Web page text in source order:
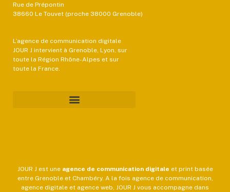
Rue de Prépontin
38660 Le Touvet (proche 38000 Grenoble)
L’agence de communication digitale
JOUR J intervient à Grenoble, Lyon, sur
toute la Région Rhône-Alpes et sur
toute la France.
JOUR J est une agence de communication digitale et print basée
entre Grenoble et Chambéry. A la fois agence de communication,
agence digitale et agence web, JOUR J vous accompagne dans